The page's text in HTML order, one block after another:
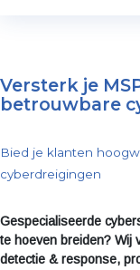
Versterk je
betrouwbare
Bied je klanten
cyberdreigingen
Gespecialiseerde
te hoeven breiden? Wij
detectie & response,